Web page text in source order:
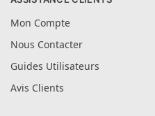
Mon Compte
Nous Contacter
Guides Utilisateurs
Avis Clients